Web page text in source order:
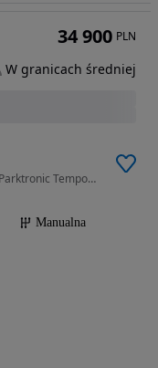
1596 cm3 • 150 KM • 1.6 T3 Benzyna 150KM Parktronic Tempomat Grzane Fotele
Manualna
34 900 PLN
W granicach średniej